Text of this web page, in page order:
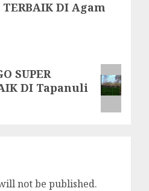
DI Agam
SUPER
DI Tapanuli
not be published.